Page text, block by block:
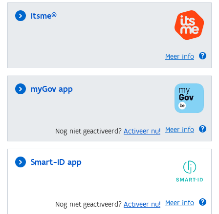
itsme®
Meer info
myGov app
Meer info
Nog niet geactiveerd? Activeer nu!
Smart-ID app
Meer info
Nog niet geactiveerd? Activeer nu!